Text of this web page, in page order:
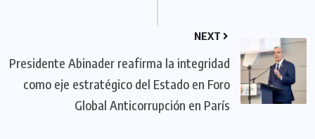
NEXT
Presidente Abinader reafirma la integridad
como eje estratégico del Estado en Foro
Global Anticorrupción en París